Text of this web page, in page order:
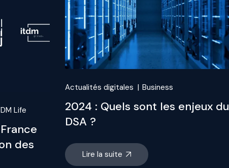
Life
des
Actualités digitales Business
2024 : Quels sont les enjeux du
DSA ?
Lire la suite